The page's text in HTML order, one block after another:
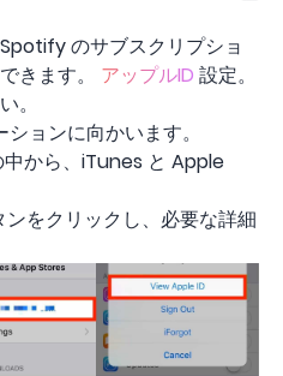
のサブスクリプショ
きます。 アップルID 設定。
。
ョンに向かいます。
から、iTunes と Apple
をクリックし、必要な詳細